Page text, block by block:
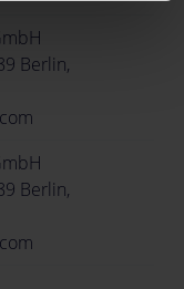
Berlin,
Berlin,